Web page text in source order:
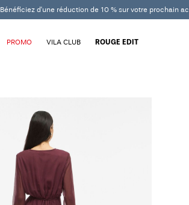
Bénéficiez d'une réduction de 10 % sur votre prochain
PROMO VILA CLUB ROUGE EDIT